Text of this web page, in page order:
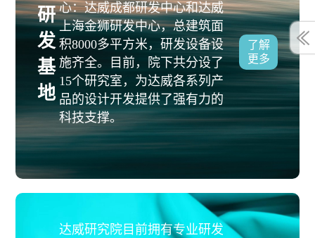
研
发
基
地
心：达威成都研发中心和达威
上海金狮研发中心，总建筑面
积8000多平方米，研发设备设
施齐全。目前，院下共分设了
15个研究室，为达威各系列产
品的设计开发提供了强有力的
科技支撑。
了解
更多
达威研究院目前拥有专业研发